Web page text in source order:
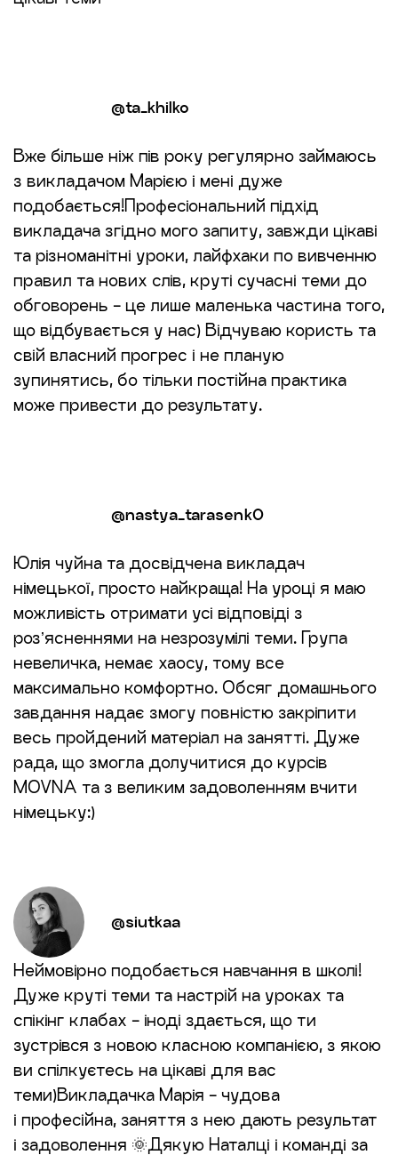
@ta_khilko
Вже більше ніж пів року регулярно займаюсь
з викладачом Марією і мені дуже
подобається!Професіональний підхід
викладача згідно мого запиту, завжди цікаві
та різноманітні уроки, лайфхаки по вивченню
правил та нових слів, круті сучасні теми до
обговорень - це лише маленька частина того,
що відбувається у нас) Відчуваю користь та
свій власний прогрес і не планую
зупинятись, бо тільки постійна практика
може привести до результату.
@nastya_tarasenk0
Юлія чуйна та досвідчена викладач
німецької, просто найкраща! На уроці я маю
можливість отримати усі відповіді з
розʼясненнями на незрозумілі теми. Група
невеличка, немає хаосу, тому все
максимально комфортно. Обсяг домашнього
завдання надає змогу повністю закріпити
весь пройдений матеріал на занятті. Дуже
рада, що змогла долучитися до курсів
MOVNA та з великим задоволенням вчити
німецьку:)
@siutkaa
Неймовірно подобається навчання в школі!
Дуже круті теми та настрій на уроках та
спікінг клабах - іноді здається, що ти
зустрівся з новою класною компанією, з якою
ви спілкуєтесь на цікаві для вас
теми)Викладачка Марія - чудова
і професійна, заняття з нею дають результат
і задоволення 🌞Дякую Наталці і команді за